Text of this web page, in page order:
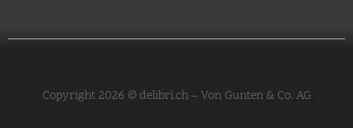
Copyright 2026 © delibri.ch – Von Gunten & Co. AG